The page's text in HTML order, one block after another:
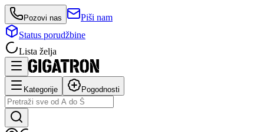
Pozovi nas
Piši nam
Status porudžbine
Lista želja
Kategorije Pogodnosti